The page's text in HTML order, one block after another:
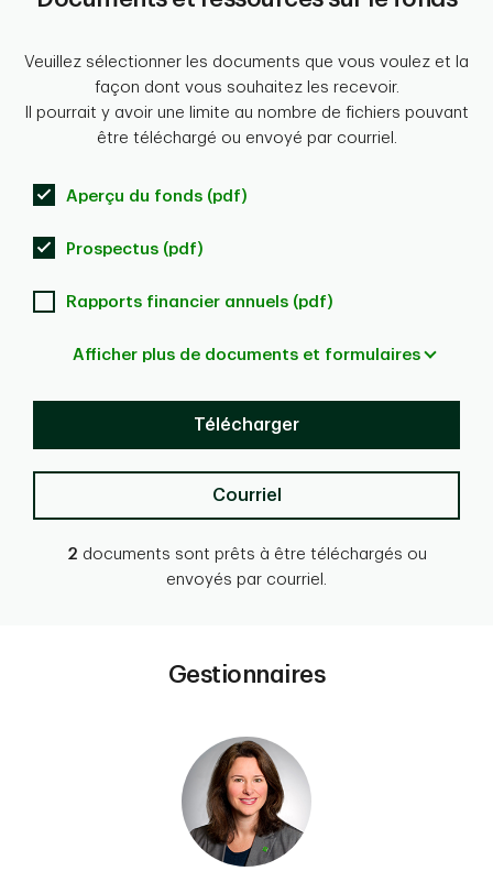
Veuillez sélectionner les documents que vous voulez et la
façon dont vous souhaitez les recevoir.
Il pourrait y avoir une limite au nombre de fichiers pouvant
être téléchargé ou envoyé par courriel.
Aperçu du fonds (pdf)
Prospectus (pdf)
Rapports financier annuels (pdf)
Afficher plus de documents et formulaires
Télécharger
Courriel
2 documents sont prêts à être téléchargés ou
envoyés par courriel.
Gestionnaires